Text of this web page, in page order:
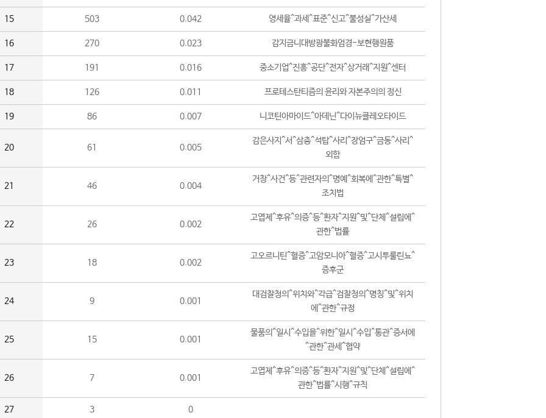
15 503 0.042 영세율^과세^표준^신고^불성실^가산세
16 270 0.023 감지금니대방광불화엄경-보현행원품
17 191 0.016 중소기업^진흥^공단^전자^상거래^지원^센터
18 126 0.011 프로테스탄티즘의 윤리와 자본주의의 정신
19 86 0.007 니코틴아마이드^아데닌^다이뉴클레오타이드
20 61 0.005
감은사지^서^삼층^석탑^사리^장엄구^금동^사리^
외함
21 46 0.004
거창^사건^등^관련자의^명예^회복에^관한^특별^
조치법
22 26 0.002
고엽제^후유^의증^등^환자^지원^및^단체^설립에^
관한^법률
23 18 0.002
고오르니틴^혈증^고암모니아^혈증^고시투룰린뇨^
증후군
24 9 0.001
대검찰청의^위치와^각급^검찰청의^명칭^및^위치
에^관한^규정
25 15 0.001
물품의^일시^수입을^위한^일시^수입^통관^증서에
^관한^관세^협약
26 7 0.001
고엽제^후유^의증^등^환자^지원^및^단체^설립에^
관한^법률^시행^규칙
27 3 0